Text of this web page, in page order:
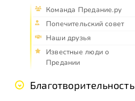
Команда Предание.ру
Попечительский совет
Наши друзья
Известные люди о
Предании
Благотворительность